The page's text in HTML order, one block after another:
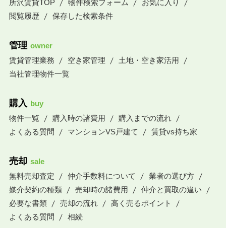
所沢賃貸TOP
物件検索フォーム
お気に入り
閲覧履歴
保存した検索条件
管理 owner
賃貸管理業務
空き家管理
土地・空き家活用
当社管理物件一覧
購入 buy
物件一覧
購入時の諸費用
購入までの流れ
よくある質問
マンションVS戸建て 賃貸vs持ち家
売却 sale
無料売却査定
仲介手数料について
業者の選び方
媒介契約の種類
売却時の諸費用
仲介と買取の違い
必要な書類
売却の流れ
高く売るポイント
よくある質問
相続